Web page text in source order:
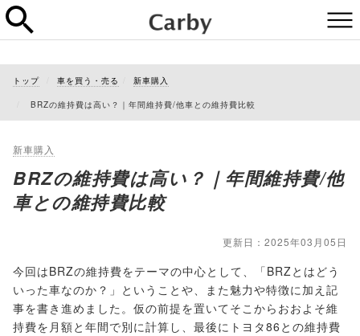
トップ 車を買う・売る 新車購入
BRZの維持費は高い？｜年間維持費/他車との維持費比較
新車購入
BRZの維持費は高い？｜年間維持費/他
車との維持費比較
更新日：2025年03月05日
今回はBRZの維持費をテーマの中心として、「BRZとはどう
いった車なのか？」ということや、また魅力や特徴に加え記
事を書き進めました。仮の前提を置いてそこからおおよそ維
持費を月額と年間で別に計算し、最後にトヨタ86との維持費